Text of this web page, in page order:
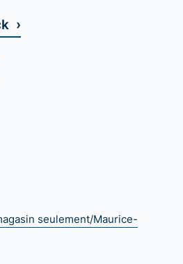
›
seulement/Maurice-